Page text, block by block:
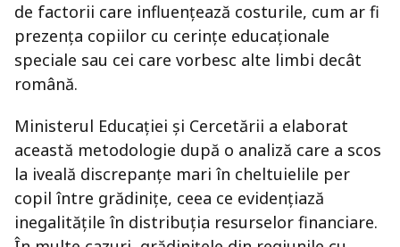
de factorii care influențează costurile, cum ar fi
prezența copiilor cu cerințe educaționale
speciale sau cei care vorbesc alte limbi decât
română.
Ministerul Educației și Cercetării a elaborat
această metodologie după o analiză care a scos
la iveală discrepanțe mari în cheltuielile per
copil între grădinițe, ceea ce evidențiază
inegalitățile în distribuția resurselor financiare.